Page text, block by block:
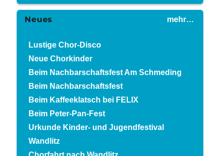
mehr…
Neues
Lustige Chor-Disco
Neue Chorkinder
Beim Nachbarschaftsfest Am Schmeding
Beim Nachbarschaftsfest
Beim Kaffeeklatsch bei FELIX
Beim Peter-Pan-Fest
Urkunde Kinder- und Jugendfestival
Wandlitz